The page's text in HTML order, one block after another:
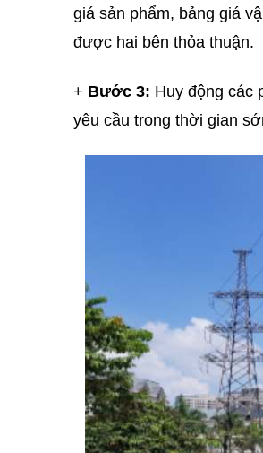
giá sản phẩm, bảng giá
được hai bên thỏa thuận.
+ Bước 3: Huy động các
yêu cầu trong thời gian